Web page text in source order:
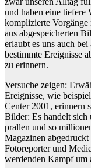
und haben eine tiefere
komplizierte
aus abgespeicherten
erlaubt es uns auch
bestimmte Ereignisse
zu erinnern.
Versuche zeigen:
Ereignisse, wie
Center 2001, erinnern
Bilder: Es handelt
prallen und so
Magazinen
Fotoreporter und
werdenden Kampf um